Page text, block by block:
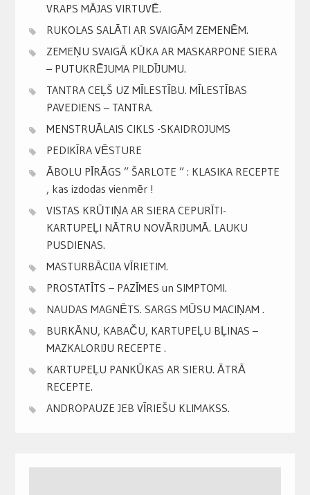
VRAPS MĀJAS VIRTUVĒ.
RUKOLAS SALĀTI AR SVAIGĀM ZEMENĒM.
ZEMEŅU SVAIGĀ KŪKA AR MASKARPONE SIERA
– PUTUKRĒJUMA PILDĪJUMU.
TANTRA CEĻŠ UZ MĪLESTĪBU. MĪLESTĪBAS
PAVEDIENS – TANTRA.
MENSTRUĀLAIS CIKLS -SKAIDROJUMS
PEDIKĪRA VĒSTURE
ĀBOLU PĪRĀGS ” ŠARLOTE ” : KLASIKA RECEPTE
, kas izdodas vienmēr !
VISTAS KRŪTIŅA AR SIERA CEPURĪTI-
KARTUPEĻI NĀTRU NOVĀRIJUMĀ. LAUKU
PUSDIENAS.
MASTURBĀCIJA VĪRIETIM.
PROSTATĪTS – PAZĪMES un SIMPTOMI.
NAUDAS MAGNĒTS. SARGS MŪSU MACIŅAM .
BURKĀNU, KABAČU, KARTUPEĻU BĻINAS –
MAZKALORIJU RECEPTE .
KARTUPEĻU PANKŪKAS AR SIERU. ĀTRĀ
RECEPTE.
ANDROPAUZE JEB VĪRIEŠU KLIMAKSS.